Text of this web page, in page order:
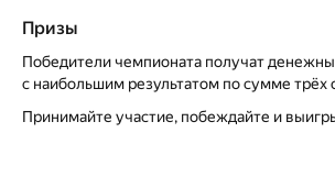
Призы
Победители чемпионата получат
с наибольшим результатом по сумме
Принимайте участие, побеждайте и